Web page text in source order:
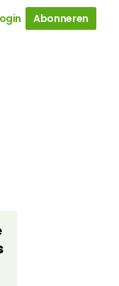
Abonneren